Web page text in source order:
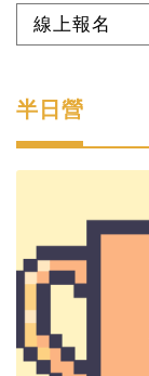
線上報名
半日營